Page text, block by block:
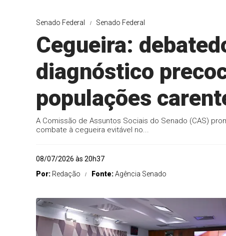
Senado Federal Senado Federal
Cegueira:
diagnóstico
populações
A Comissão de Assuntos Sociais do Senado (CAS)
combate à cegueira evitável no...
08/07/2026 às 20h37
Por: Redação Fonte:Agência Senado